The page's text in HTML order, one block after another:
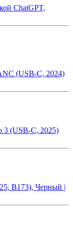
ChatGPT,
(USB-C, 2024)
3 (USB-C, 2025)
B173), Черный |